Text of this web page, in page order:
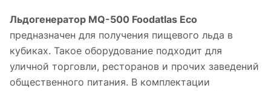
Льдогенератор MQ-500 Foodatlas Eco
предназначен для получения пищевого льда в
кубиках. Такое оборудование подходит для
уличной торговли, ресторанов и прочих заведений
общественного питания. В комплектации